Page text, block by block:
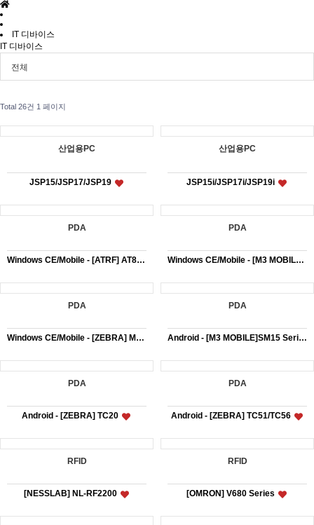
IT 디바이스
IT 디바이스
전체
Total 26건 1 페이지
산업용PC
JSP15/JSP17/JSP19
산업용PC
JSP15i/JSP17i/JSP19i
PDA
Windows CE/Mobile - [ATRF] AT880
PDA
Windows CE/Mobile - [M3 MOBILE] M3 BLACK
PDA
Windows CE/Mobile - [ZEBRA] MC9200
PDA
Android - [M3 MOBILE]SM15 Series
PDA
Android - [ZEBRA] TC20
PDA
Android - [ZEBRA] TC51/TC56
RFID
[NESSLAB] NL-RF2200
RFID
[OMRON] V680 Series